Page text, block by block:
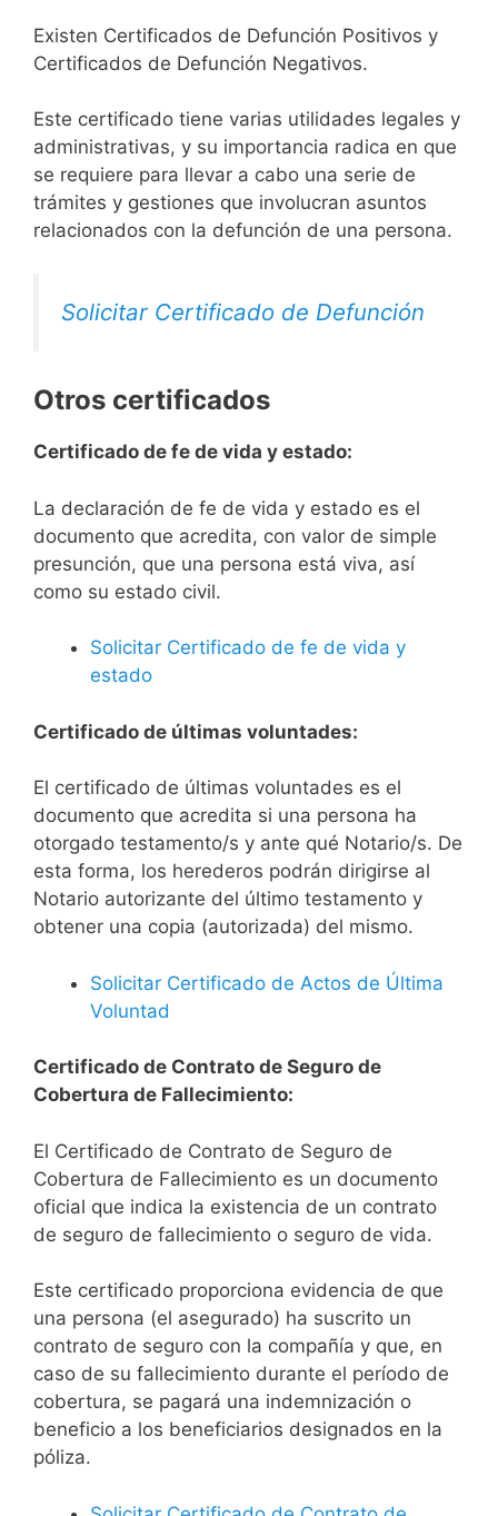
Existen Certificados de Defunción Positivos y
Certificados de Defunción Negativos.
Este certificado tiene varias utilidades legales y
administrativas, y su importancia radica en que
se requiere para llevar a cabo una serie de
trámites y gestiones que involucran asuntos
relacionados con la defunción de una persona.
Solicitar Certificado de Defunción
Otros certificados
Certificado de fe de vida y estado:
La declaración de fe de vida y estado es el
documento que acredita, con valor de simple
presunción, que una persona está viva, así
como su estado civil.
Solicitar Certificado de fe de vida y
estado
Certificado de últimas voluntades:
El certificado de últimas voluntades es el
documento que acredita si una persona ha
otorgado testamento/s y ante qué Notario/s. De
esta forma, los herederos podrán dirigirse al
Notario autorizante del último testamento y
obtener una copia (autorizada) del mismo.
Solicitar Certificado de Actos de Última
Voluntad
Certificado de Contrato de Seguro de
Cobertura de Fallecimiento:
El Certificado de Contrato de Seguro de
Cobertura de Fallecimiento es un documento
oficial que indica la existencia de un contrato
de seguro de fallecimiento o seguro de vida.
Este certificado proporciona evidencia de que
una persona (el asegurado) ha suscrito un
contrato de seguro con la compañía y que, en
caso de su fallecimiento durante el período de
cobertura, se pagará una indemnización o
beneficio a los beneficiarios designados en la
póliza.